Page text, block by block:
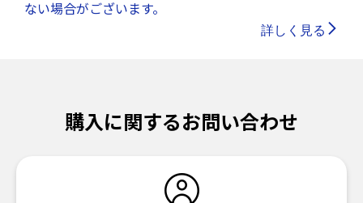
ない場合がございます。
詳しく見る
購入に関するお問い合わせ